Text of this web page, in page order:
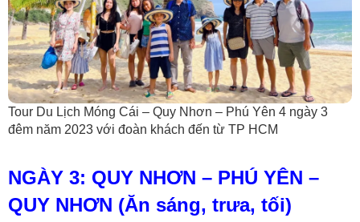
Tour Du Lịch Móng Cái – Quy Nhơn – Phú Yên 4 ngày 3
đêm năm 2023 với đoàn khách đến từ TP HCM
NGÀY 3: QUY NHƠN – PHÚ YÊN –
QUY NHƠN (Ăn sáng, trưa, tối)